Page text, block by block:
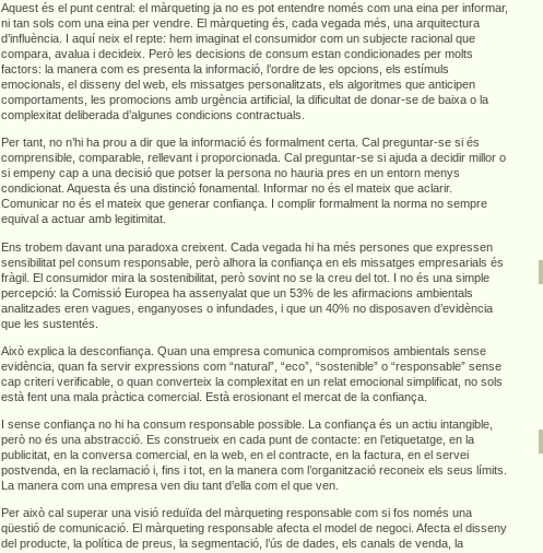
Aquest és el punt central: el màrqueting ja no es pot entendre només com una eina per informar,
ni tan sols com una eina per vendre. El màrqueting és, cada vegada més, una arquitectura
d’influència. I aquí neix el repte: hem imaginat el consumidor com un subjecte racional que
compara, avalua i decideix. Però les decisions de consum estan condicionades per molts
factors: la manera com es presenta la informació, l’ordre de les opcions, els estímuls
emocionals, el disseny del web, els missatges personalitzats, els algoritmes que anticipen
comportaments, les promocions amb urgència artificial, la dificultat de donar-se de baixa o la
complexitat deliberada d’algunes condicions contractuals.
Per tant, no n’hi ha prou a dir que la informació és formalment certa. Cal preguntar-se si és
comprensible, comparable, rellevant i proporcionada. Cal preguntar-se si ajuda a decidir millor o
si empeny cap a una decisió que potser la persona no hauria pres en un entorn menys
condicionat. Aquesta és una distinció fonamental. Informar no és el mateix que aclarir.
Comunicar no és el mateix que generar confiança. I complir formalment la norma no sempre
equival a actuar amb legitimitat.
Ens trobem davant una paradoxa creixent. Cada vegada hi ha més persones que expressen
sensibilitat pel consum responsable, però alhora la confiança en els missatges empresarials és
fràgil. El consumidor mira la sostenibilitat, però sovint no se la creu del tot. I no és una simple
percepció: la Comissió Europea ha assenyalat que un 53% de les afirmacions ambientals
analitzades eren vagues, enganyoses o infundades, i que un 40% no disposaven d’evidència
que les sustentés.
Això explica la desconfiança. Quan una empresa comunica compromisos ambientals sense
evidència, quan fa servir expressions com “natural”, “eco”, “sostenible” o “responsable” sense
cap criteri verificable, o quan converteix la complexitat en un relat emocional simplificat, no sols
està fent una mala pràctica comercial. Està erosionant el mercat de la confiança.
I sense confiança no hi ha consum responsable possible. La confiança és un actiu intangible,
però no és una abstracció. Es construeix en cada punt de contacte: en l’etiquetatge, en la
publicitat, en la conversa comercial, en la web, en el contracte, en la factura, en el servei
postvenda, en la reclamació i, fins i tot, en la manera com l’organització reconeix els seus límits.
La manera com una empresa ven diu tant d’ella com el que ven.
Per això cal superar una visió reduïda del màrqueting responsable com si fos només una
qüestió de comunicació. El màrqueting responsable afecta el model de negoci. Afecta el disseny
del producte, la política de preus, la segmentació, l’ús de dades, els canals de venda, la